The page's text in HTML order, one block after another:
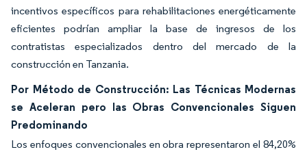
incentivos específicos para rehabilitaciones energéticamente
eficientes podrían ampliar la base de ingresos de los
contratistas especializados dentro del mercado de la
construcción en Tanzania.
Por Método de Construcción: Las Técnicas Modernas
se Aceleran pero las Obras Convencionales Siguen
Predominando
Los enfoques convencionales en obra representaron el 84,20%